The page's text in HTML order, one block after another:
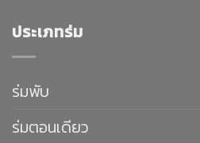
ประเภทร่ม
ร่มพับ
ร่มตอนเดียว